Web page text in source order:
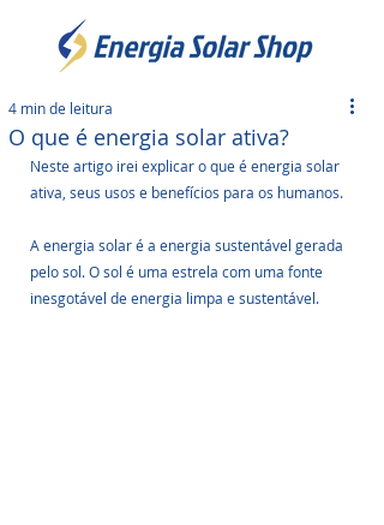
O que é energia solar ativa?
4 min de leitura
Neste artigo irei explicar o que é energia solar
ativa, seus usos e benefícios para os humanos.
A energia solar é a energia sustentável gerada
pelo sol. O sol é uma estrela com uma fonte
inesgotável de energia limpa e sustentável.